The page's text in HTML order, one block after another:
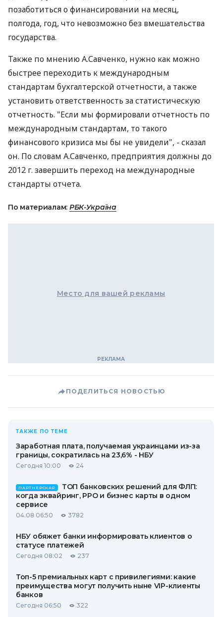
позаботиться о финансировании на месяц,
полгода, год, что невозможно без вмешательства
государства.
Также по мнению А.Савченко, нужно как можно
быстрее переходить к международным
стандартам бухгалтерской отчетности, а также
установить ответственность за статистическую
отчетность. "Если мы формировали отчетность по
международным стандартам, то такого
финансового кризиса мы бы не увидели", - сказал
он. По словам А.Савченко, предприятия должны до
2012 г. завершить переход на международные
стандарты отчета.
По материалам: РБК-Україна
Место для вашей рекламы
ПОДЕЛИТЬСЯ НОВОСТЬЮ
ТАКЖЕ ПО ТЕМЕ
Заработная плата, получаемая украинцами из-за
границы, сократилась на 23,6% - НБУ
Сегодня 10:00 24
ПАРТНЕРСКАЯ
ТОП банковских решений для ФЛП:
когда эквайринг, РРО и бизнес карты в одном
сервисе
04.08 06:50 3782
НБУ обяжет банки информировать клиентов о
статусе платежей
Сегодня 08:02 237
Топ-5 премиальных карт с привилегиями: какие
преимущества могут получить ныне VIP-клиенты
банков
Сегодня 06:50 322